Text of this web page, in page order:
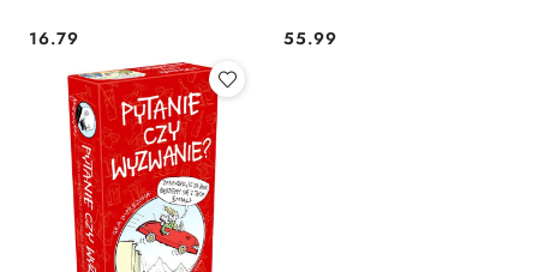
Cena:
16.79 Cena:
55.99